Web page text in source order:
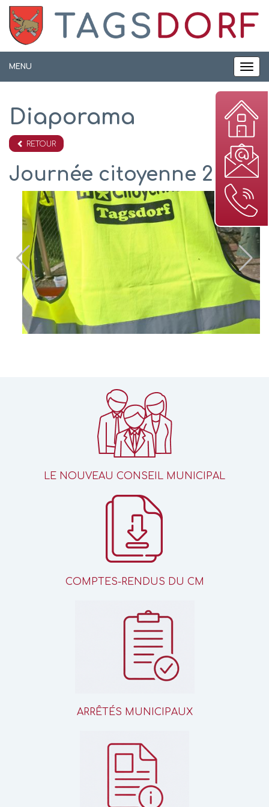
MENU
Diaporama
RETOUR
Journée citoyenne 2026
LE NOUVEAU CONSEIL MUNICIPAL
COMPTES-RENDUS DU CM
ARRÊTÉS MUNICIPAUX
Panneau de gestion des cookies